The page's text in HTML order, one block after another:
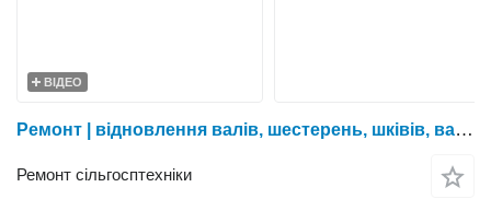
ВІДЕО
Ремонт | відновлення валів, шестерень, шківів, варіаторів, деталей до с/г техніки
Ремонт сільгосптехніки